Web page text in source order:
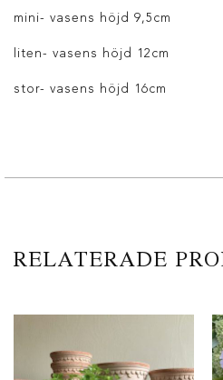
mini- vasens höjd 9,5cm
liten- vasens höjd 12cm
stor- vasens höjd 16cm
RELATERADE